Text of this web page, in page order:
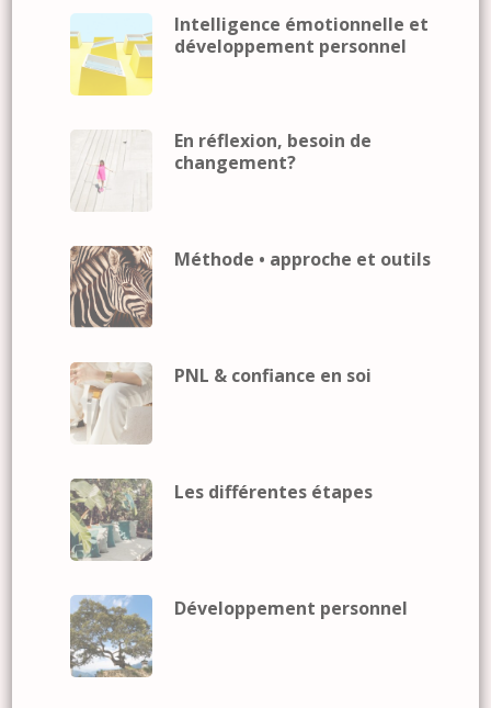
Intelligence émotionnelle et
développement personnel
En réflexion, besoin de
changement?
Méthode • approche et outils
PNL & confiance en soi
Les différentes étapes
Développement personnel